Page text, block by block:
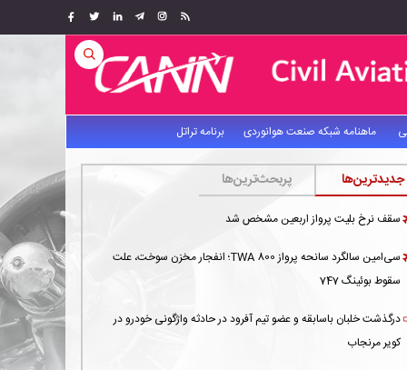
ماهنامه شبکه صنعت هوانوردی برنامه تراتل
جدیدترین‌ها پربحث‌ترین‌ها
سقف نرخ بلیت پرواز اربعین مشخص شد
سی‌امین سالگرد سانحه پرواز TWA 800؛ انفجار مخزن سوخت، علت
سقوط بوئینگ 747
درگذشت خلبان باسابقه و عضو تیم آفرود در حادثه واژگونی خودرو در
کویر مرنجاب